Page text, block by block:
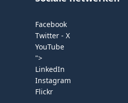
Facebook
Twitter - X
YouTube
">
LinkedIn
Instagram
Flickr